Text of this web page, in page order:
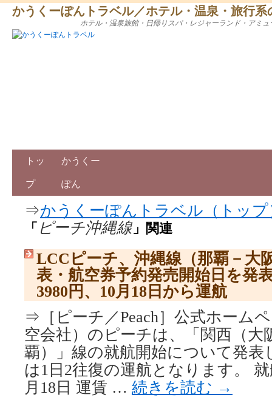
かうくーぽんトラベル／ホテル・温泉・旅行
ホテル・温泉旅館・日帰りスパ・レジャーランド・アミ
トッ
プ
かうくー
ぽん
⇒かうくーぽんトラベル（トップ
「 ピーチ沖縄線」関連
LCCピーチ、沖縄線（那覇－大
表・航空券予約発売開始日を発
3980円、10月18日から運航
⇒［ピーチ／Peach］公式ホーム
空会社）のピーチは、「関西（大
覇）」線の就航開始について発表
は1日2往復の運航となります。
月18日 運賃 … 続きを読む →